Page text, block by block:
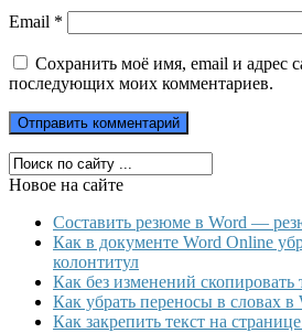
Email *
Сохранить моё имя, email и адрес
последующих моих комментариев.
Новое на сайте
Составить резюме в Word —
Как в документе Word Online
колонтитул
Как без изменений
Как убрать переносы в словах в
Как закрепить текст на